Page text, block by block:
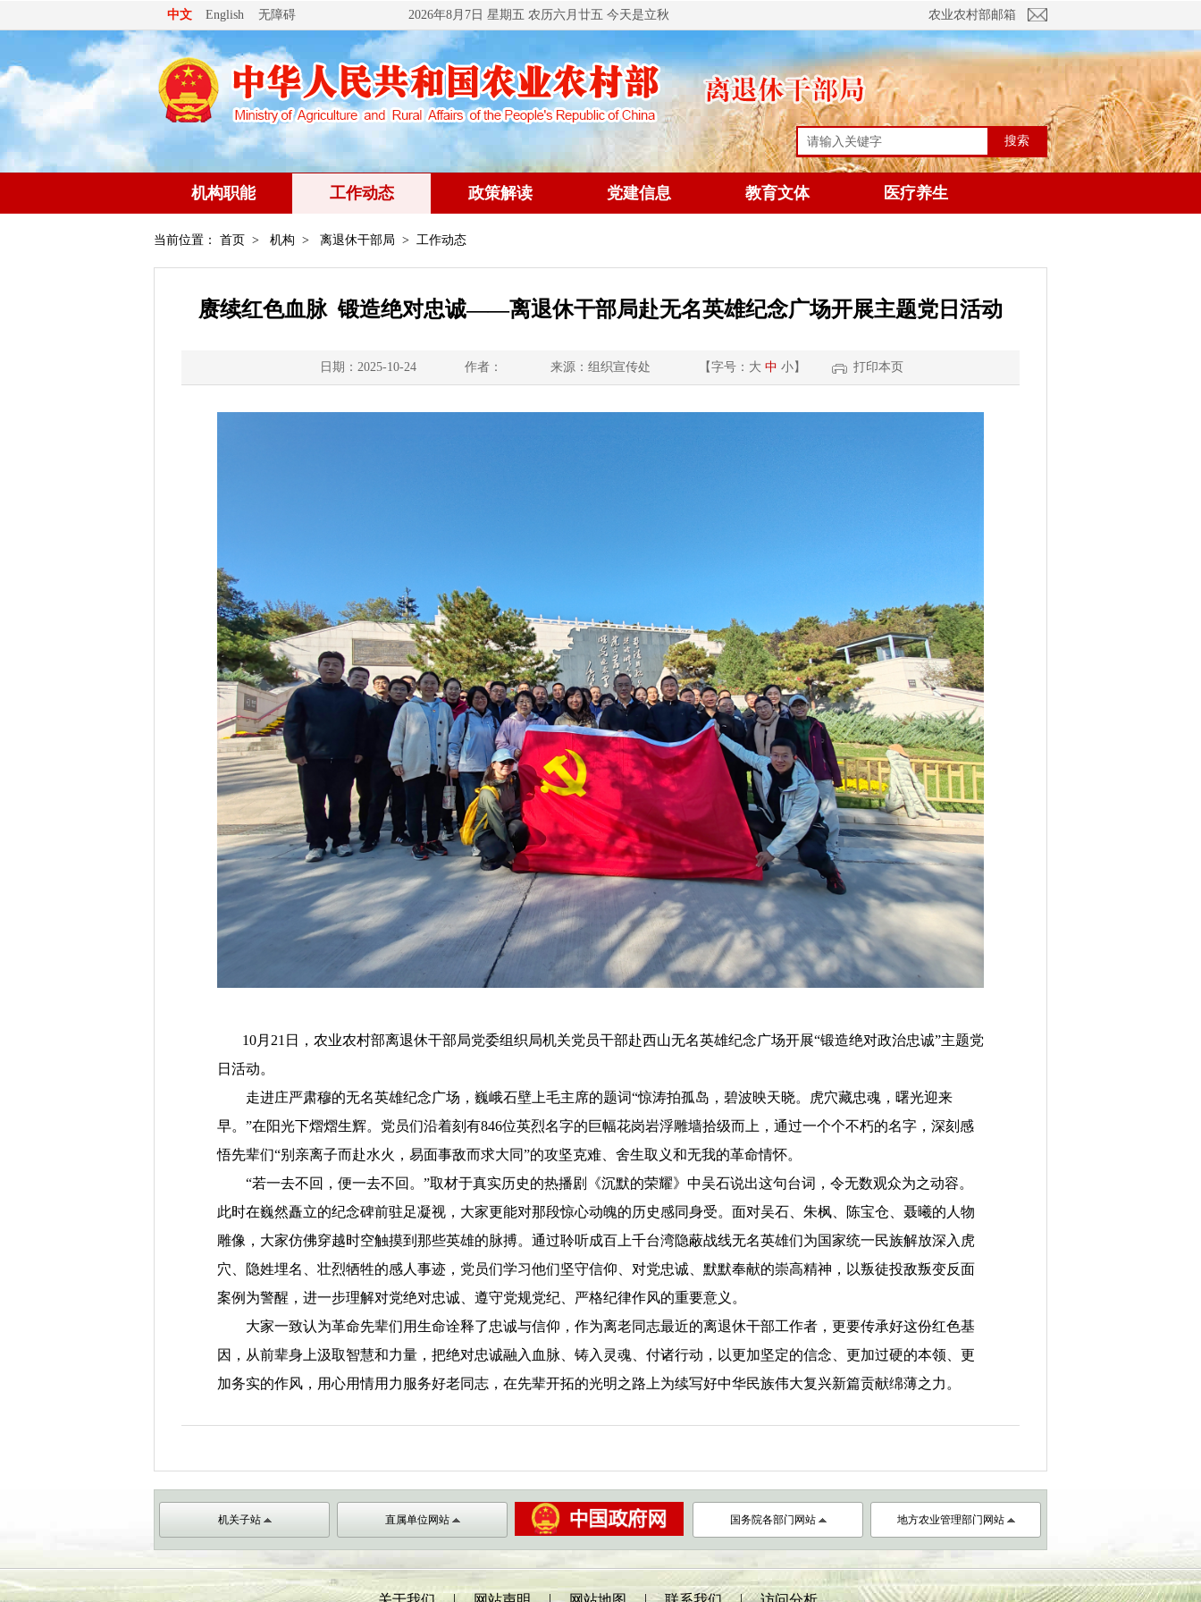
中文 English 无障碍 2026年8月7日 星期五 农历六月廿五 今天是立秋 农业农村部邮箱
搜索
机构职能 工作动态 政策解读 党建信息 教育文体 医疗养生
当前位置： 首页 > 机构 > 离退休干部局 > 工作动态
赓续红色血脉 锻造绝对忠诚——离退休干部局赴无名英雄纪念广场开展主题党日活动
日期：2025-10-24 作者： 来源：组织宣传处 【字号： 大 中 小】 打印本页
10月 21 日，农业农村部离退休干部局党委组织局机关党员干部赴西山无名英雄纪念广场开展“锻造绝对政治忠诚”主题党
日活动。
走进庄严肃穆的无名英雄纪念广场， 巍峨石壁上毛主席的题词“惊涛拍孤岛，碧波映天晓。虎穴藏忠魂，曙光迎来
早。”在阳光下熠熠生辉。党员们沿着刻有846位英烈名字的巨幅花岗岩浮雕墙拾级而上，通过一个个不朽的名字，深刻感
悟先辈们“别亲离子而赴水火，易面事敌而求大同”的攻坚克难、舍生取义和无我的革命情怀。
“若一去不回，便一去不回。”取材于真实历史的热播剧《沉默的荣耀》中吴石说出这句台词，令无数观众为之动容。
此时在巍然矗立的纪念碑前驻足凝视， 大家更能对那段惊心动魄的历史感同身受。面对吴石、朱枫、陈宝仓、聂曦的人物
雕像，大家仿佛穿越时空触摸到那些英雄的脉搏。 通过聆听成百上千台湾隐蔽战线无名英雄们为国家统一民族解放深入虎
穴、隐姓埋名、壮烈牺牲的感人事迹，党员们学习他们坚守信仰、对党忠诚、默默奉献的崇高精神， 以叛徒投敌叛变反面
案例为警醒，进一步理解对党绝对忠诚、遵守党规党纪、严格纪律作风的重要意义。
大家一致认为革命先辈们用生命诠释了忠诚与信仰， 作为离老同志最近的离退休干部工作者 ，更要传承好这份红色基
因，从前辈身上汲取智慧和力量， 把绝对忠诚融入血脉、铸入灵魂、付诸行动，以更加坚定的信念、更加过硬的本领、更
加务实的作风， 用心用情用力 服务好老同志， 在先辈开拓的光明之路上为续写好中华民族伟大复兴新篇贡献绵薄之力 。
机关子站 直属单位网站 国务院各部门网站 地方农业管理部门网站
| | | |